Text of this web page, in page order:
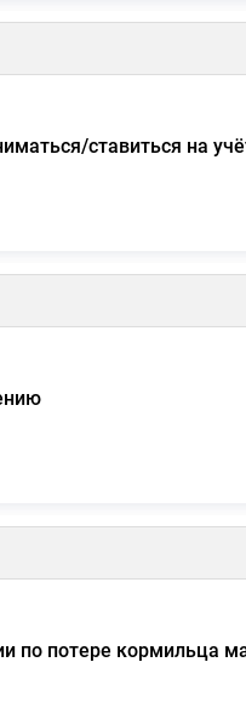
ставиться на
по потере кормильца